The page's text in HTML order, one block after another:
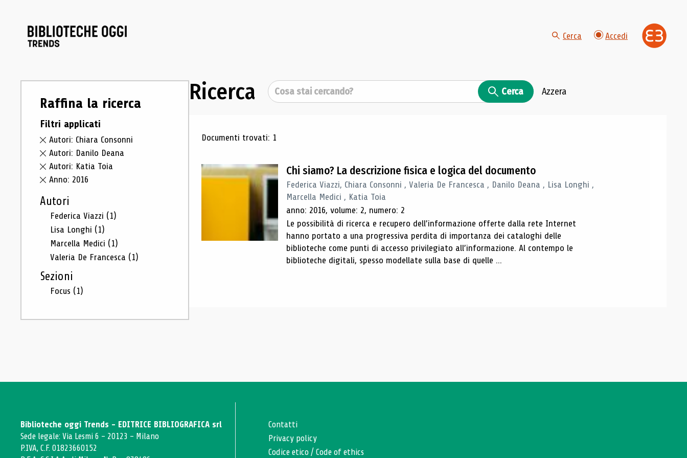
Cerca Accedi
Raffina la ricerca
Filtri applicati
Autori: Chiara Consonni
Autori: Danilo Deana
Autori: Katia Toia
Anno: 2016
Autori
Federica Viazzi (1)
Lisa Longhi (1)
Marcella Medici (1)
Valeria De Francesca (1)
Sezioni
Focus (1)
Ricerca Cerca Cerca Azzera
Risultati di ricerca
Documenti trovati: 1
Chi siamo? La descrizione fisica e logica del documento
Federica Viazzi, Chiara Consonni , Valeria De Francesca , Danilo Deana , Lisa Longhi ,
Marcella Medici , Katia Toia
anno: 2016, volume: 2, numero: 2
Le possibilità di ricerca e recupero dell’informazione offerte dalla rete Internet
hanno portato a una progressiva perdita di importanza dei cataloghi delle
biblioteche come punti di accesso privilegiato all’informazione. Al contempo le
biblioteche digitali, spesso modellate sulla base di quelle ...
Biblioteche oggi Trends - EDITRICE BIBLIOGRAFICA srl
Sede legale: Via Lesmi 6 - 20123 - Milano
P.IVA, C.F. 01823660152
Contatti
Privacy policy
Codice etico /Code of ethics